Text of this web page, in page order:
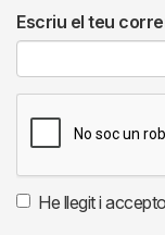
Escriu el teu
He llegit i